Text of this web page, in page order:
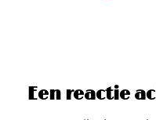
Een reactie